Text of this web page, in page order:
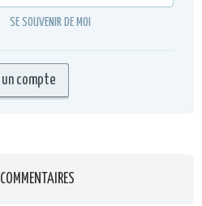
SE SOUVENIR DE MOI
COMMENTAIRES